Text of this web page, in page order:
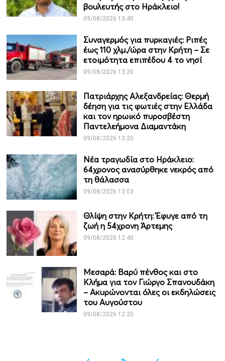
βουλευτής στο Ηράκλειο!
09/08/2026 13:40
Συναγερμός για πυρκαγιές: Ριπές
έως 110 χλμ./ώρα στην Κρήτη – Σε
ετοιμότητα επιπέδου 4 το νησί
09/08/2026 13:20
Πατριάρχης Αλεξανδρείας: Θερμή
δέηση για τις φωτιές στην Ελλάδα
και τον ηρωικό πυροσβέστη
Παντελεήμονα Διαμαντάκη
09/08/2026 13:20
Νέα τραγωδία στο Ηράκλειο:
64χρονος ανασύρθηκε νεκρός από
τη θάλασσα
09/08/2026 13:03
Θλίψη στην Κρήτη: Έφυγε από τη
ζωή η 54χρονη Άρτεμης
09/08/2026 12:40
Μεσαρά: Βαρύ πένθος και στο
Κλήμα για τον Γιώργο Σπανουδάκη
– Ακυρώνονται όλες οι εκδηλώσεις
του Αυγούστου
09/08/2026 12:20